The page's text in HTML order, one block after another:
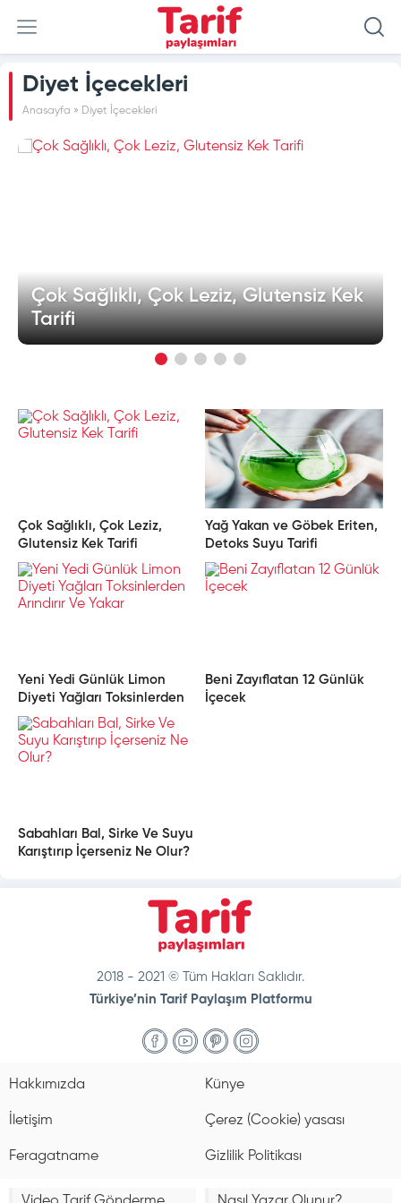
Diyet İçecekleri
Anasayfa » Diyet İçecekleri
Çok Sağlıklı, Çok Leziz, Glutensiz Kek
Tarifi
Çok Sağlıklı, Çok Leziz,
Glutensiz Kek Tarifi
Yağ Yakan ve Göbek Eriten,
Detoks Suyu Tarifi
Yeni Yedi Günlük Limon
Diyeti Yağları Toksinlerden
Arındırır Ve Yakar
Beni Zayıflatan 12 Günlük
İçecek
Sabahları Bal, Sirke Ve Suyu
Karıştırıp İçerseniz Ne Olur?
2018 - 2021 © Tüm Hakları Saklıdır.
Türkiye’nin Tarif Paylaşım Platformu
sabitleme
Hakkımızda Künye
İletişim Çerez (Cookie) yasası
Feragatname Gizlilik Politikası